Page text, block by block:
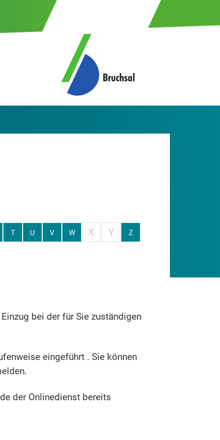
T U V W X Y Z
bei der für Sie zuständigen
eingeführt . Sie können
der Onlinedienst bereits